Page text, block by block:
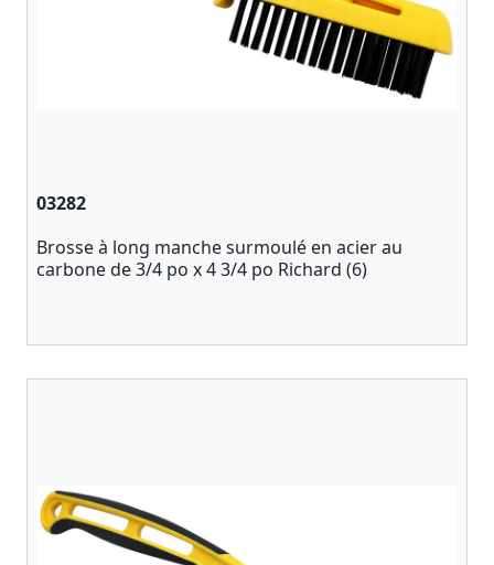
03282
Brosse à long manche surmoulé en acier au
carbone de 3/4 po x 4 3/4 po Richard (6)